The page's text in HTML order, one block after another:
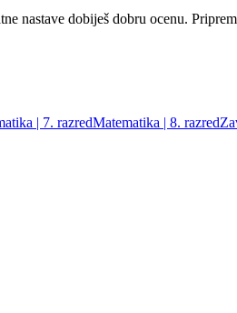
nastave dobiješ dobru ocenu.
| 7. razredMatematika | 8. razred